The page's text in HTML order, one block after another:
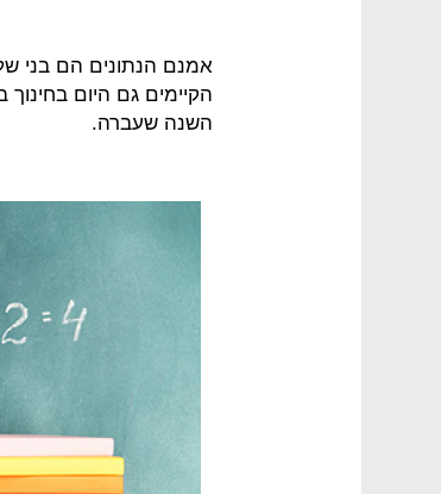
אמנם הנתונים הם בני
הקיימים גם היום
השנה שעברה.